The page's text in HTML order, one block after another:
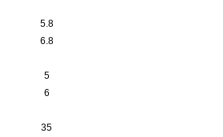
5.8
6.8
5
6
35